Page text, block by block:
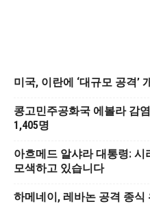
미국, 이란에 ‘대규모 공격’
콩고민주공화국 에볼라 감
1,405명
아흐메드 알샤라 대통령:
모색하고 있습니다
하메네이, 레바논 공격 종